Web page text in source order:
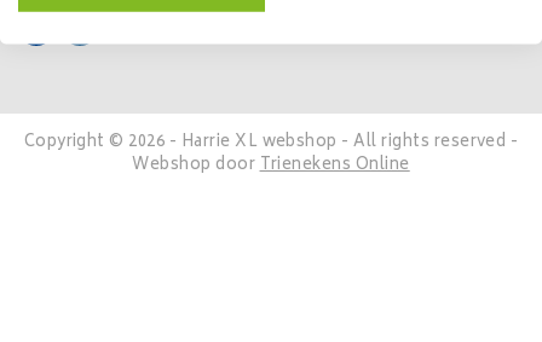
Copyright © 2026 - Harrie XL webshop - All rights reserved -
Webshop doorTrienekens Online